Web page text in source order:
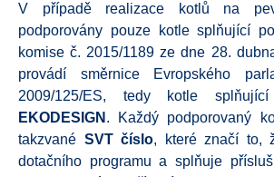
V případě realizace kotlů na
podporovány pouze kotle splňující
komise č. 2015/1189 ze dne 28.
provádí směrnice Evropského
2009/125/ES, tedy kotle
EKODESIGN . Každý podporovaný
takzvané SVT číslo, které značí to,
dotačního programu a splňuje